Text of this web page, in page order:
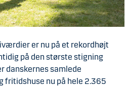
er nu på et rekordhøjt
på den største stigning
danskernes samlede
nu på hele 2.365